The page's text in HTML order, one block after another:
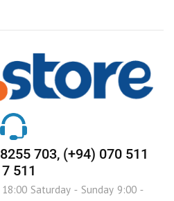
703, (+94) 070 511
7 511
Saturday - Sunday 9:00 -